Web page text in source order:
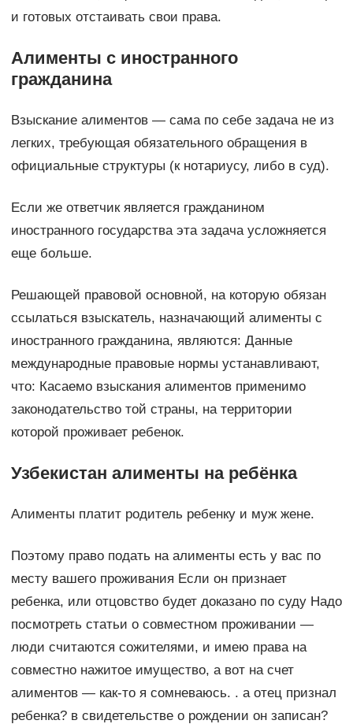
и готовых отстаивать свои права.
Алименты с иностранного
гражданина
Взыскание алиментов — сама по себе задача не из
легких, требующая обязательного обращения в
официальные структуры (к нотариусу, либо в суд).
Если же ответчик является гражданином
иностранного государства эта задача усложняется
еще больше.
Решающей правовой основной, на которую обязан
ссылаться взыскатель, назначающий алименты с
иностранного гражданина, являются: Данные
международные правовые нормы устанавливают,
что: Касаемо взыскания алиментов применимо
законодательство той страны, на территории
которой проживает ребенок.
Узбекистан алименты на ребёнка
Алименты платит родитель ребенку и муж жене.
Поэтому право подать на алименты есть у вас по
месту вашего проживания Если он признает
ребенка, или отцовство будет доказано по суду Надо
посмотреть статьи о совместном проживании —
люди считаются сожителями, и имею права на
совместно нажитое имущество, а вот на счет
алиментов — как-то я сомневаюсь. . а отец признал
ребенка? в свидетельстве о рождении он записан?